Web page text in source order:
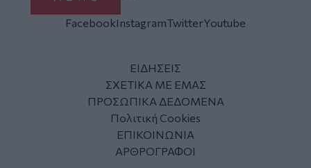
FacebookInstagramTwitterYoutube
ΕΙΔΗΣΕΙΣ
ΣΧΕΤΙΚΑ ΜΕ ΕΜΑΣ
ΠΡΟΣΩΠΙΚΑ ΔΕΔΟΜΕΝΑ
Πολιτική Cookies
ΕΠΙΚΟΙΝΩΝΙΑ
ΑΡΘΡΟΓΡΑΦΟΙ